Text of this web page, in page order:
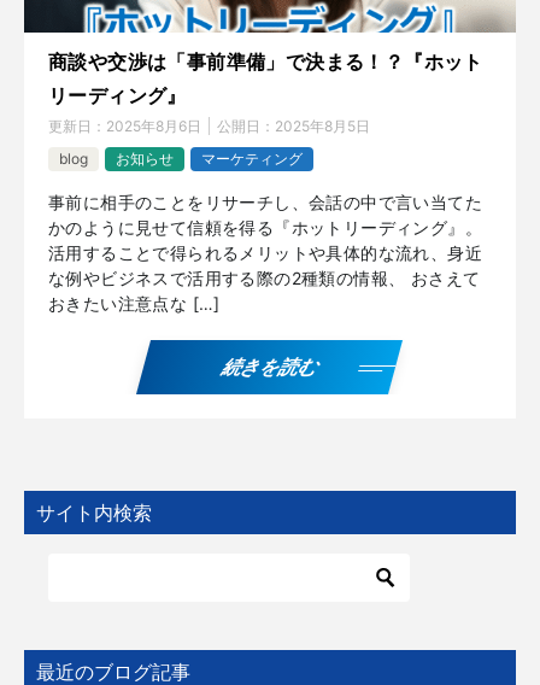
商談や交渉は「事前準備」で決まる！？『ホット
リーディング』
更新日： 2025年8月6日 公開日： 2025年8月5日
blog
お知らせ マーケティング
事前に相手のことをリサーチし、会話の中で言い当てた
かのように見せて信頼を得る『ホットリーディング』。
活用することで得られるメリットや具体的な流れ、身近
な例やビジネスで活用する際の2種類の情報、 おさえて
おきたい注意点な […]
続きを読む
サイト内検索
最近のブログ記事